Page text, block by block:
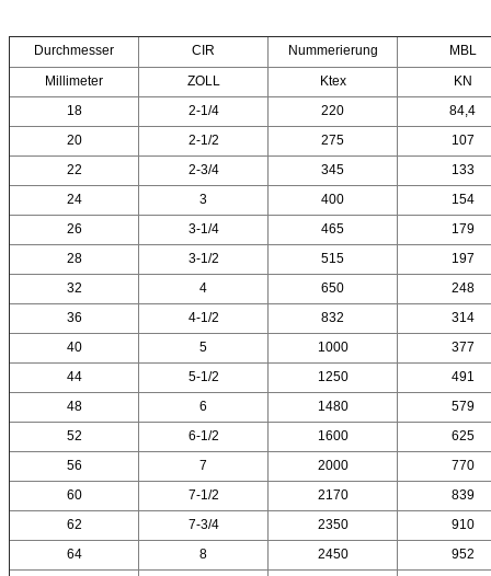
Durchmesser CIR Nummerierung
MBL
Millimeter
ZOLL Ktex
KN
18
2-1/4 220
84,4
20
2-1/2 275
107
22
2-3/4 345
133
24
3 400
154
26
3-1/4 465
179
28
3-1/2 515
197
32
4 650
248
36
4-1/2 832
314
40
5 1000
377
44
5-1/2 1250
491
48
6 1480
579
52
6-1/2 1600
625
56
7 2000
770
60
7-1/2 2170
839
62
7-3/4 2350
910
64
8 2450
952